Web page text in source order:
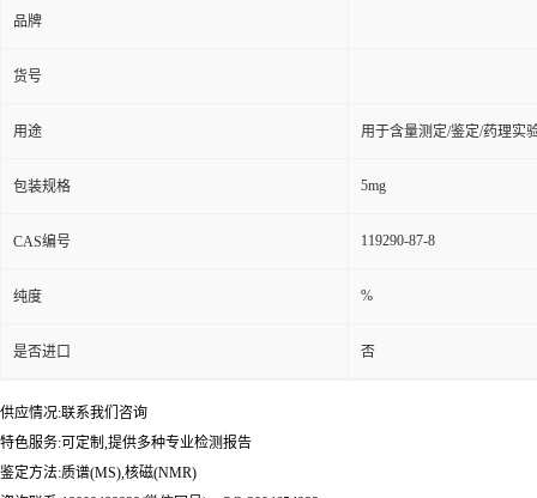
品牌
货号
用途 用于含量测定/鉴定/药理实
包装规格 5mg
CAS编号 119290-87-8
纯度 %
是否进口 否
供应情况:联系我们咨询
特色服务:可定制,提供多种专业检测报告
鉴定方法:质谱(MS),核磁(NMR)